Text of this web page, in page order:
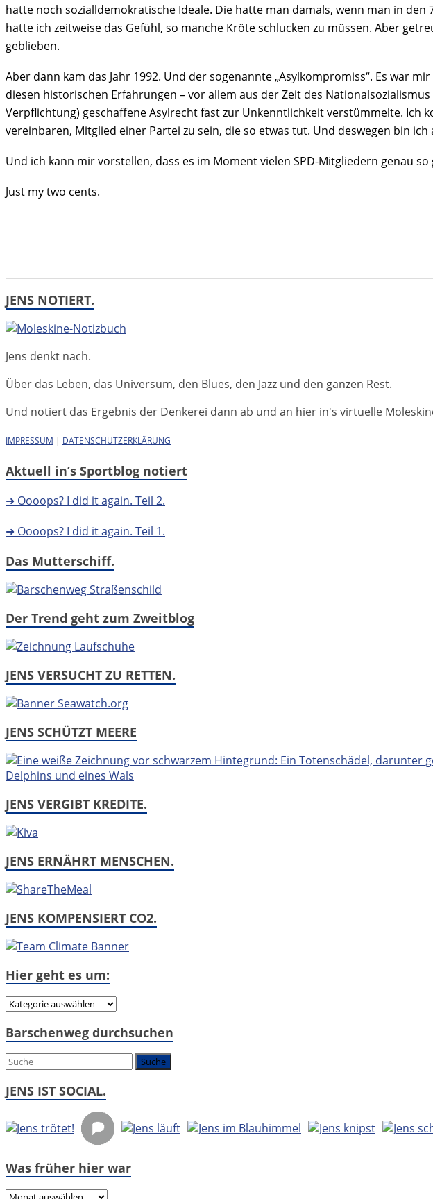
hatte noch sozialldemokratische Ideale. Die hatte man damals, wenn man in
hatte ich zeitweise das Gefühl, so manche Kröte schlucken zu müssen. Aber
geblieben.
Aber dann kam das Jahr 1992. Und der sogenannte „Asylkompromiss“. Es war
diesen historischen Erfahrungen – vor allem aus der Zeit des
Verpflichtung) geschaffene Asylrecht fast zur Unkenntlichkeit verstümmelte.
vereinbaren, Mitglied einer Partei zu sein, die so etwas tut. Und deswegen bin
Und ich kann mir vorstellen, dass es im Moment vielen SPD-Mitgliedern genau so
Just my two cents.
JENS NOTIERT.
Jens denkt nach.
Über das Leben, das Universum, den Blues, den Jazz und den ganzen Rest.
Und notiert das Ergebnis der Denkerei dann ab und an hier in's virtuelle
IMPRESSUM | DATENSCHUTZERKLÄRUNG
Aktuell in’s Sportblog notiert
➜ Oooops? I did it again. Teil 2.
➜ Oooops? I did it again. Teil 1.
Das Mutterschiff.
Der Trend geht zum Zweitblog
JENS VERSUCHT ZU RETTEN.
JENS SCHÜTZT MEERE
JENS VERGIBT KREDITE.
JENS ERNÄHRT MENSCHEN.
JENS KOMPENSIERT CO2.
Hier geht es um:
Hier
es
Barschenweg durchsuchen
JENS IST SOCIAL.
Was früher hier war
Was